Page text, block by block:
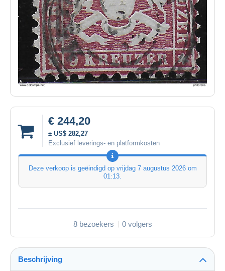
€ 244,20
± US$ 282,27
Exclusief leverings- en platformkosten
Deze verkoop is geëindigd op vrijdag 7 augustus 2026 om
01:13.
8 bezoekers 0 volgers
Beschrijving